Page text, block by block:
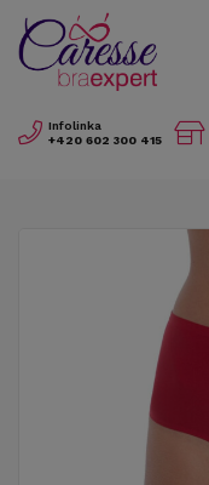
Infolinka
+420 602 300 415